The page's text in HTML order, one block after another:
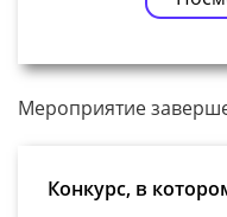
Мероприятие
Конкурс, в